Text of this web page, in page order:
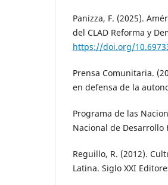
Panizza, F. (2025).
del CLAD Reforma y
https://doi.org/
Prensa Comunitaria.
en defensa de la
Programa de las
Nacional de Desarrollo
Reguillo, R. (2012).
Latina. Siglo XXI